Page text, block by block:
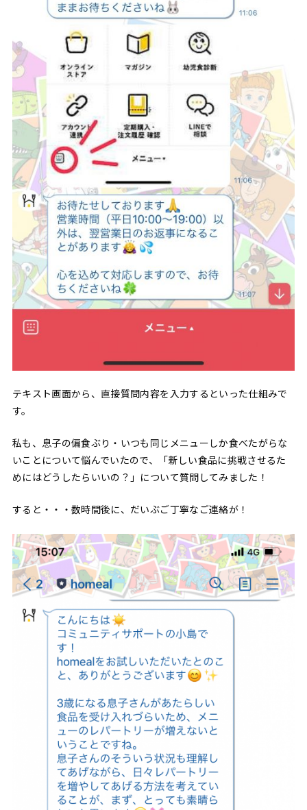
テキスト画面から、直接質問内容を入力するといった仕組みで
す。
私も、息子の偏食ぶり・いつも同じメニューしか食べたがらな
いことについて悩んでいたので、「新しい食品に挑戦させるた
めにはどうしたらいいの？」について質問してみました！
すると・・・数時間後に、だいぶご丁寧なご連絡が！